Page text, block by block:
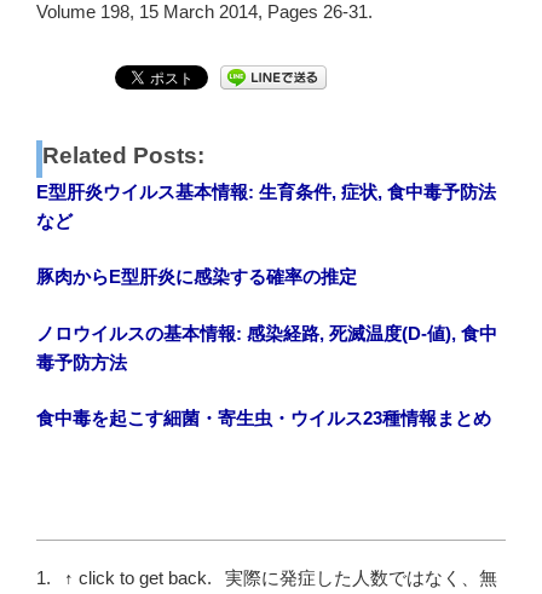
Volume 198, 15 March 2014, Pages 26-31.
Related Posts:
E型肝炎ウイルス基本情報: 生育条件, 症状, 食中毒予防法
など
豚肉からE型肝炎に感染する確率の推定
ノロウイルスの基本情報: 感染経路, 死滅温度(D-値), 食中
毒予防方法
食中毒を起こす細菌・寄生虫・ウイルス23種情報まとめ
1. ↑ click to get back.
実際に発症した人数ではなく、無